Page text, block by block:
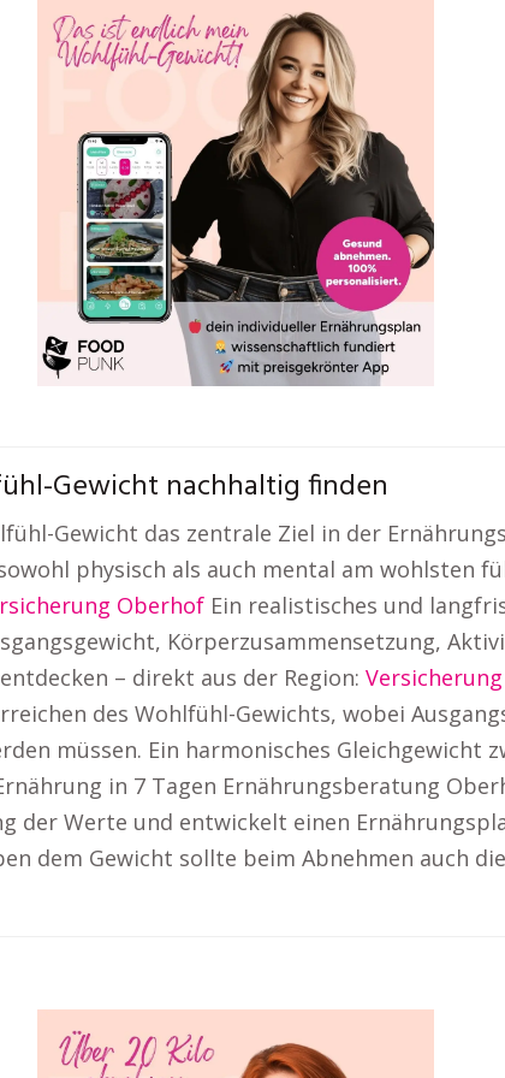
Gewicht nachhaltig finden
Gewicht das zentrale Ziel in der
physisch als auch mental am wohlsten
Oberhof Ein realistisches und
Körperzusammensetzung,
– direkt aus der Region:
des Wohlfühl-Gewichts, wobei
müssen. Ein harmonisches Gleichgewicht
in 7 Tagen Ernährungsberatung
der Werte und entwickelt einen
dem Gewicht sollte beim Abnehmen auch